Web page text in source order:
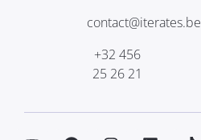
contact@iterates.be
+32 456
25 26 21